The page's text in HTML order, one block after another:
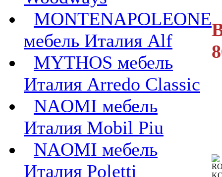
MONTENAPOLEONE
мебель Италия Alf
MYTHOS мебель
Италия Arredo Classic
NAOMI мебель
Италия Mobil Piu
NAOMI мебель
Италия Poletti